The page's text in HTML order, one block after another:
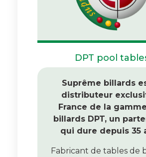
DPT pool
Suprême billards
distributeur
France de la
billards DPT, un
qui dure depuis 35
Fabricant de tables de